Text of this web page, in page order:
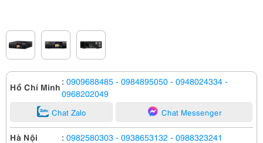
Hồ Chí Minh : 0909688485 - 0984895050 - 0948024334 -
0968202049
Chat Zalo Chat Messenger
Hà Nội : 0982580303 - 0938653132 - 0988323241